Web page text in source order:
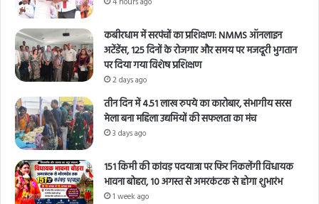
कबीरधाम में सरपंचों का प्रशिक्षण: NMMS ऑनलाइन
अटेंडेंस, 125 दिनों के रोजगार और समय पर मजदूरी भुगतान
पर दिया गया विशेष प्रशिक्षण
2 days ago
तीन दिन में 4.51 लाख रुपये का कारोबार, संभागीय सरस
मेला बना महिला उद्यमियों की सफलता का मंच
3 days ago
151 किमी की कांवड़ पदयात्रा पर फिर निकलेंगी विधायक
भावना बोहरा, 10 अगस्त से अमरकंटक से होगा शुभारंभ
1 week ago